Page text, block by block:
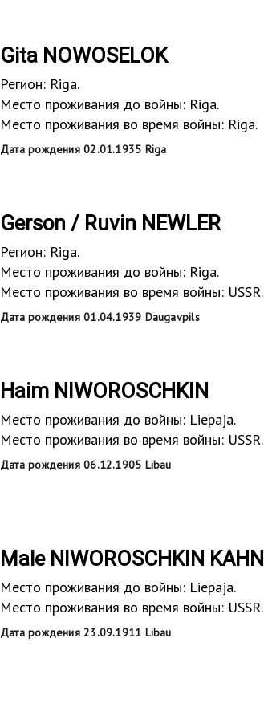
Gita NOWOSELOK
Регион: Riga.
Место проживания до войны: Riga.
Место проживания во время войны: Riga.
Дата рождения 02.01.1935 Riga
Gerson / Ruvin NEWLER
Регион: Riga.
Место проживания до войны: Riga.
Место проживания во время войны: USSR.
Дата рождения 01.04.1939 Daugavpils
Haim NIWOROSCHKIN
Место проживания до войны: Liepaja.
Место проживания во время войны: USSR.
Дата рождения 06.12.1905 Libau
Male NIWOROSCHKIN KAHN
Место проживания до войны: Liepaja.
Место проживания во время войны: USSR.
Дата рождения 23.09.1911 Libau